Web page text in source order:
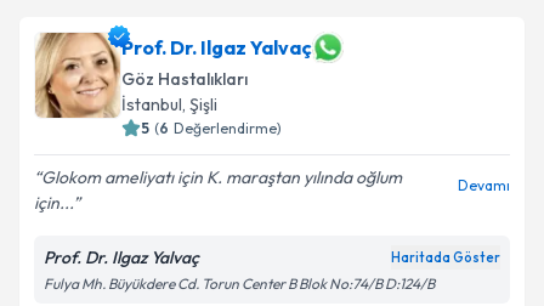
Prof. Dr. Ilgaz Yalvaç
Göz Hastalıkları
İstanbul, Şişli
5 (6 Değerlendirme)
Glokom ameliyatı için K. maraştan yılında oğlum
için...
Devamı
Prof. Dr. Ilgaz Yalvaç Haritada Göster
Fulya Mh. Büyükdere Cd. Torun Center B Blok No:74/B D:124/B